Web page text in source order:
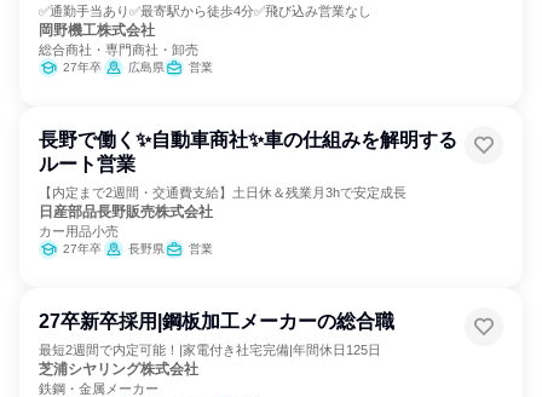
✅通勤手当あり✅最寄駅から徒歩4分✅飛び込み営業なし
岡野機工株式会社
総合商社・専門商社・卸売
27年卒 広島県 営業
長野で働く✨自動車商社✨車の仕組みを解明する
ルート営業
【内定まで2週間・交通費支給】土日休＆残業月3hで安定成長
日産部品長野販売株式会社
カー用品小売
27年卒 長野県 営業
27卒新卒採用|鋼板加工メーカーの総合職
最短2週間で内定可能！|家電付き社宅完備|年間休日125日
芝浦シヤリング株式会社
鉄鋼・金属メーカー